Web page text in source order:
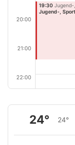
20:00
21:00
22:00
19:30 Jugend-
Jugend-,
24° 24°